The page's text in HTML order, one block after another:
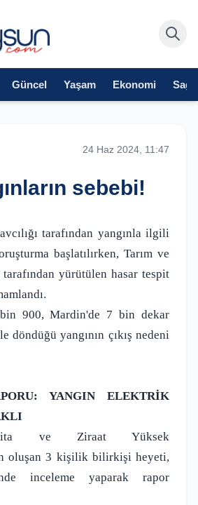
Güncel Yaşam Ekonomi
24 Haz 2024, 11:47
sebebi!
tarafından yangınla ilgili
başlatılırken, Tarım ve
tarafından yürütülen hasar tespit
900, Mardin'de 7 bin dekar
döndüğü yangının çıkış nedeni
YANGIN ELEKTRİK
ve Ziraat Yüksek
oluşan 3 kişilik bilirkişi heyeti,
inceleme yaparak rapor